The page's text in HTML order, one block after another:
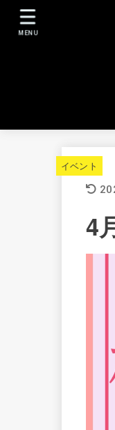
MENU
イベント
4